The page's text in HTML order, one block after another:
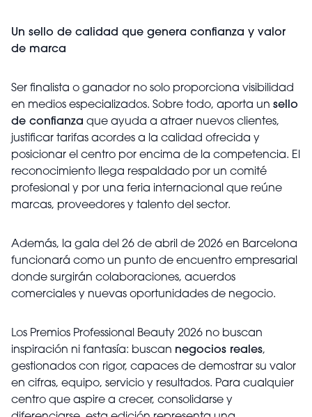
Un sello de calidad que genera confianza y valor
de marca
Ser finalista o ganador no solo proporciona visibilidad
en medios especializados. Sobre todo, aporta un sello
de confianza que ayuda a atraer nuevos clientes,
justificar tarifas acordes a la calidad ofrecida y
posicionar el centro por encima de la competencia. El
reconocimiento llega respaldado por un comité
profesional y por una feria internacional que reúne
marcas, proveedores y talento del sector.
Además, la gala del 26 de abril de 2026 en Barcelona
funcionará como un punto de encuentro empresarial
donde surgirán colaboraciones, acuerdos
comerciales y nuevas oportunidades de negocio.
Los Premios Professional Beauty 2026 no buscan
inspiración ni fantasía: buscan negocios reales,
gestionados con rigor, capaces de demostrar su valor
en cifras, equipo, servicio y resultados. Para cualquier
centro que aspire a crecer, consolidarse y